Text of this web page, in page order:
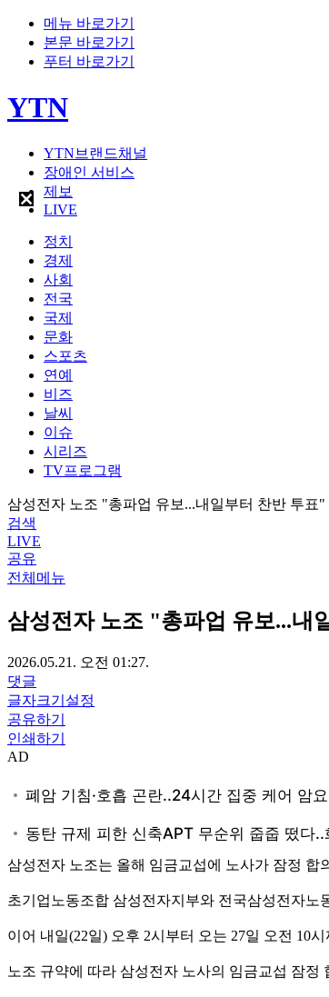
메뉴 바로가기
본문 바로가기
푸터 바로가기
YTN
YTN브랜드채널
장애인 서비스
제보
LIVE
정치
경제
사회
전국
국제
문화
스포츠
연예
비즈
날씨
이슈
시리즈
TV프로그램
삼성전자 노조 "총파업 유보...내일부터 찬반 투표"
검색
LIVE
공유
전체메뉴
삼성전자 노조 "총파업 유보...내
2026.05.21. 오전 01:27.
댓글
글자크기설정
공유하기
인쇄하기
AD
삼성전자 노조는 올해 임금교섭에 노사가 잠정 합
초기업노동조합 삼성전자지부와 전국삼성전자
이어 내일(22일) 오후 2시부터 오는 27일 오전 10
노조 규약에 따라 삼성전자 노사의 임금교섭 잠